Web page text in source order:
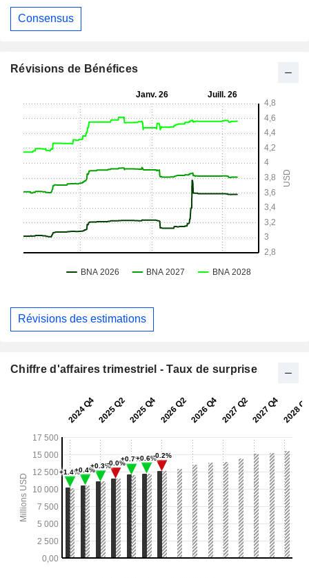
Consensus
Révisions de Bénéfices
Révisions des estimations
Chiffre d'affaires trimestriel - Taux de surprise